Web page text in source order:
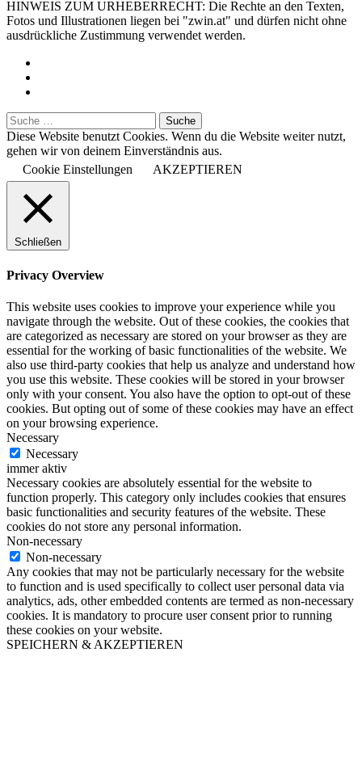
HINWEIS ZUM URHEBERRECHT: Die Rechte an den Texten,
Fotos und Illustrationen liegen bei "zwin.at" und dürfen nicht ohne
ausdrückliche Zustimmung verwendet werden.
Diese Website benutzt Cookies. Wenn du die Website weiter nutzt,
gehen wir von deinem Einverständnis aus.
Cookie Einstellungen
AKZEPTIEREN
Schließen
Privacy Overview
This website uses cookies to improve your experience while you
navigate through the website. Out of these cookies, the cookies that
are categorized as necessary are stored on your browser as they are
essential for the working of basic functionalities of the website. We
also use third-party cookies that help us analyze and understand how
you use this website. These cookies will be stored in your browser
only with your consent. You also have the option to opt-out of these
cookies. But opting out of some of these cookies may have an effect
on your browsing experience.
Necessary
Necessary
immer aktiv
Necessary cookies are absolutely essential for the website to
function properly. This category only includes cookies that ensures
basic functionalities and security features of the website. These
cookies do not store any personal information.
Non-necessary
Non-necessary
Any cookies that may not be particularly necessary for the website
to function and is used specifically to collect user personal data via
analytics, ads, other embedded contents are termed as non-necessary
cookies. It is mandatory to procure user consent prior to running
these cookies on your website.
SPEICHERN & AKZEPTIEREN